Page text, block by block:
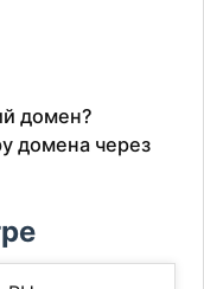
домен?
домена через